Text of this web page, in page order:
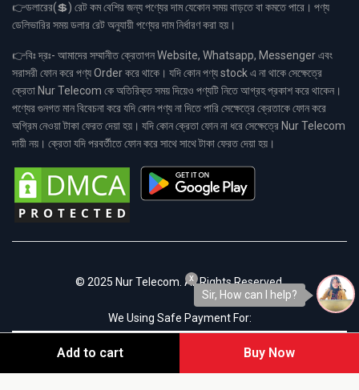
👉ডলারের(💲) রেট কম বেশির জন্য পণ্যের দাম যেকোন সময় বাড়তে বা কমতে পারে। পণ্য
ডেলিভারির সময় ডলার রেট অনুযায়ী পণ্যের দাম নির্ধারণ করা হয়।
👉বিঃ দ্রঃ- আমাদের সম্মানীত ক্রেতাগন Website, Whatsapp, Messenger এবং
সরাসরী ফোন করে পণ্য Order করে থাকে। যদি কোন পণ্য stock এ না থাকে সেক্ষেত্রে
ক্রেতা Nur Telecom কে অতিরিক্ত সময় দিয়েও পণ্যটি নিতে আগ্রহ প্রকাশ করে থাকেন।
পণ্যের গুনগত মান বিবেচনা করে যদি কোন পণ্য না দিতে পারি সেক্ষেত্রে ক্রেতাকে ফোন করে
অগ্রিম নেওয়া টাকা ফেরত দেয়া হয়। যদি কোন ক্রেতা ফোন না ধরে সেক্ষেত্রে Nur Telecom
দায়ী নয়। ক্রেতা যদি পরবর্তীতে ফোন করে সাথে সাথে টাকা ফেরত দেয়া হয়।
© 2025 Nur Telecom. All Rights Reserved.
We Using Safe Payment For:
Add to cart Buy Now
Sir, How can I help?
x